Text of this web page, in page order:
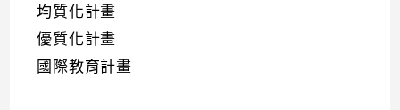
均質化計畫
優質化計畫
國際教育計畫